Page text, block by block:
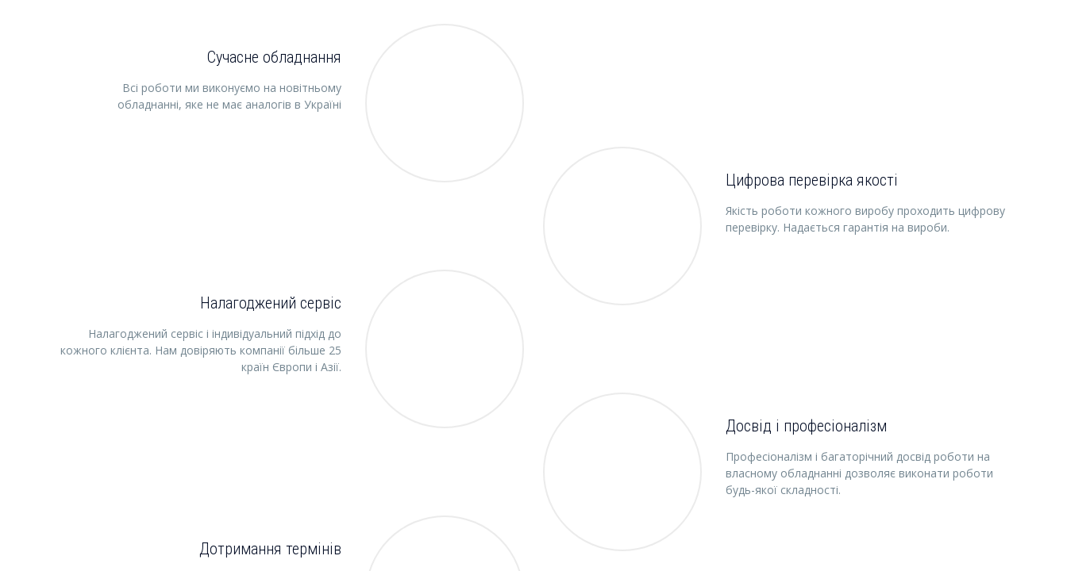
Сучасне обладнання
Всі роботи ми виконуємо на новітньому
обладнанні, яке не має аналогів в Україні
Цифрова перевірка якості
Якість роботи кожного виробу проходить цифрову
перевірку. Надається гарантія на вироби.
Налагоджений сервіс
Налагоджений сервіс і індивідуальний підхід до
кожного клієнта. Нам довіряють компанії більше 25
країн Європи і Азії.
Досвід і професіоналізм
Професіоналізм і багаторічний досвід роботи на
власному обладнанні дозволяє виконати роботи
будь-якої складності.
Дотримання термінів